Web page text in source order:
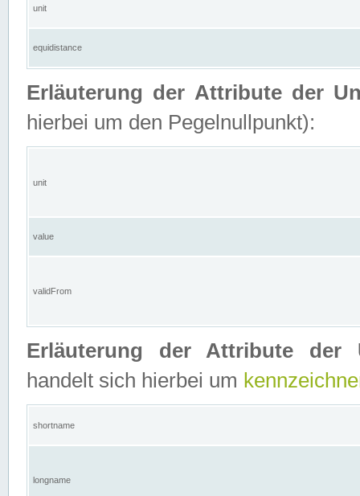
unit
equidistance
Erläuterung der Attribute der
hierbei um den Pegelnullpunkt):
unit
value
validFrom
Erläuterung der Attribute der
handelt sich hierbei um
shortname
longname